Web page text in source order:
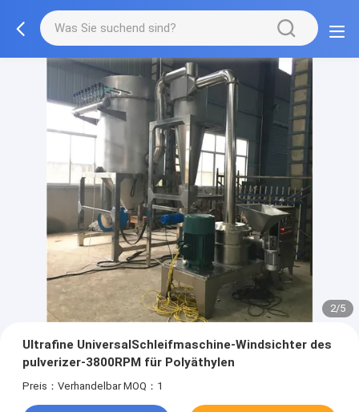
2/5
Ultrafine UniversalSchleifmaschine-Windsichter des
pulverizer-3800RPM für Polyäthylen
Preis：Verhandelbar MOQ：1